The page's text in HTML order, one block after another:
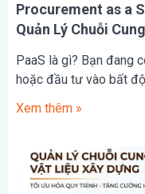
Procurement as a
Quản Lý Chuỗi
PaaS là gì? Bạn đang
hoặc đầu tư vào bất
Xem thêm »